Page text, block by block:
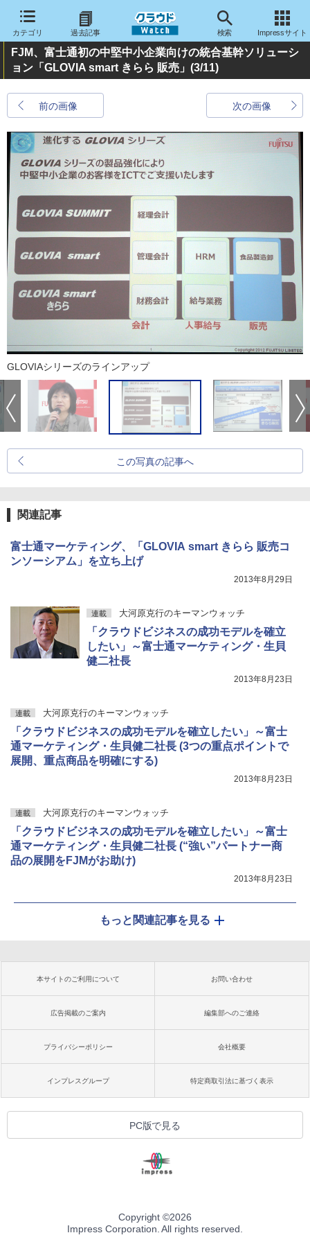
カテゴリ 過去記事 検索 Impressサイト
FJM、富士通初の中堅中小企業向けの統合基幹ソリューシ
ョン「GLOVIA smart きらら 販売」 (3/11)
前の画像 次の画像
GLOVIAシリーズのラインアップ
この写真の記事へ
関連記事
富士通マーケティング、「GLOVIA smart きらら 販売コ
ンソーシアム」を立ち上げ
2013年8月29日
連載 大河原克行のキーマンウォッチ
「クラウドビジネスの成功モデルを確立
したい」～富士通マーケティング・生貝
健二社長
2013年8月23日
連載 大河原克行のキーマンウォッチ
「クラウドビジネスの成功モデルを確立したい」～富士
通マーケティング・生貝健二社長 (3つの重点ポイントで
展開、重点商品を明確にする)
2013年8月23日
連載 大河原克行のキーマンウォッチ
「クラウドビジネスの成功モデルを確立したい」～富士
通マーケティング・生貝健二社長 (“強い”パートナー商
品の展開をFJMがお助け)
2013年8月23日
もっと関連記事を見る
本サイトのご利用について お問い合わせ
広告掲載のご案内 編集部へのご連絡
プライバシーポリシー 会社概要
インプレスグループ 特定商取引法に基づく表示
PC版で見る
Copyright ©2026
Impress Corporation. All rights reserved.